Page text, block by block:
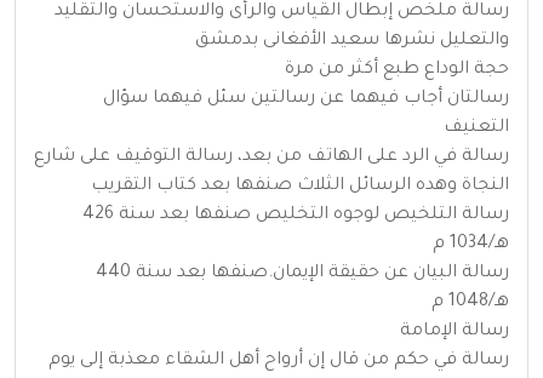
رسالة ملخص إبطال القياس والرأى والاستحسان والتقليد
والتعليل نشرها سعيد الأفغانى بدمشق
حجة الوداع طبع أكثر من مرة
رسالتان أجاب فيهما عن رسالتين سئل فيهما سؤال
التعنيف
رسالة في الرد على الهاتف من بعد، رسالة التوقيف على شارع
النجاة وهده الرسائل الثلاث صنفها بعد كتاب التقريب
رسالة التلخيص لوجوه التخليص صنفها بعد سنة 426
هـ/1034 م
رسالة البيان عن حقيقة الإيمان.صنفها بعد سنة 440
هـ/1048 م
رسالة الإمامة
رسالة في حكم من قال إن أرواح أهل الشقاء معذبة إلى يوم